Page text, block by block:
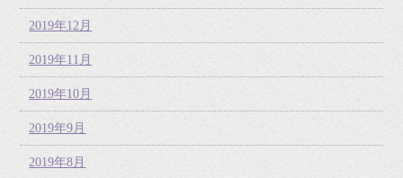
2019年12月
2019年11月
2019年10月
2019年9月
2019年8月